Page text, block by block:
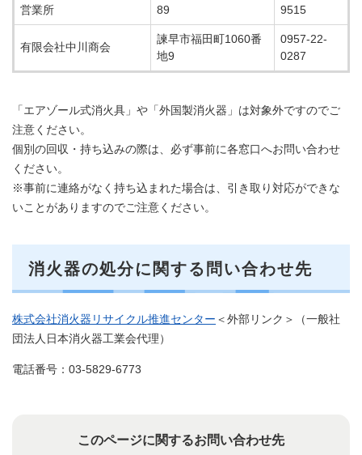
営業所
89
9515
有限会社中川商会
諫早市福田町1060番
地9
0957-22-
0287
「エアゾール式消火具」や「外国製消火器」は対象外ですのでご
注意ください。
個別の回収・持ち込みの際は、必ず事前に各窓口へお問い合わせ
ください。
※事前に連絡がなく持ち込まれた場合は、引き取り対応ができな
いことがありますのでご注意ください。
消火器の処分に関する問い合わせ先
株式会社消火器リサイクル推進センター ＜外部リンク＞
（一般社
団法人日本消火器工業会代理）
電話番号：03-5829-6773
このページに関するお問い合わせ先